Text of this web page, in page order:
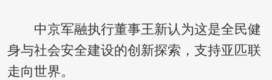
中京军融执行董事王新认为这是全民健
身与社会安全建设的创新探索，支持亚匹联
走向世界。